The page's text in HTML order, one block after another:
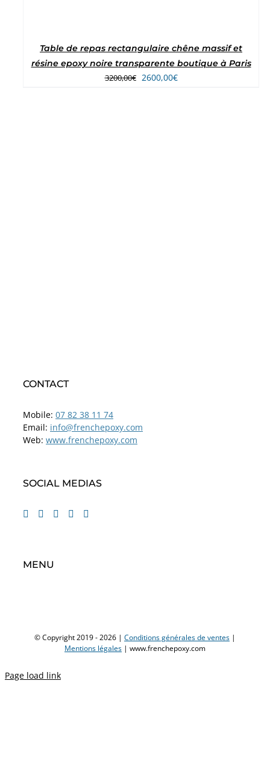
Table de repas rectangulaire chêne massif et
résine epoxy noire transparente boutique à Paris
3200,00€ Le
2600,00€Le
CONTACT
Mobile: 07 82 38 11 74
Email: info@frenchepoxy.com
Web: www.frenchepoxy.com
SOCIAL MEDIAS
MENU
© Copyright 2019 -2026 | Conditions générales de ventes |
Mentions légales | www.frenchepoxy.com
Page load link